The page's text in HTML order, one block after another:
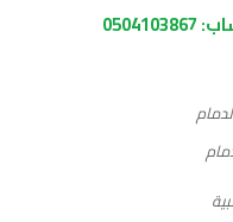
0504103867